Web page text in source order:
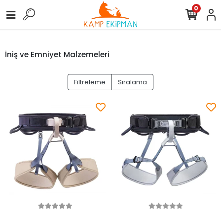
0
İniş ve Emniyet Malzemeleri
Filtreleme Sıralama